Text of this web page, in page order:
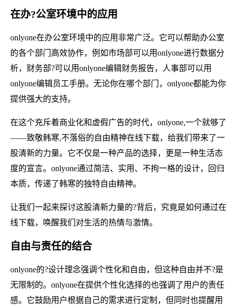
在办?公室环境中的应用
onlyone在办公室环境中的应用非常广泛。它可以帮助办公室
的各个部门高效协作，例如市场部可以用onlyone进行数据分
析，财务部?可以用onlyone编辑财务报告，人事部可以用
onlyone编辑员工手册。无论你在哪个部门，onlyone都能为你
提供强大的支持。
在这个充斥着商业化和虚假广告的时代，onlyone,一个就够了
——致敬韩寒,不落俗的自由精神在线下载，给我们带来了一
股清新的力量。它不仅是一种产品的选择，更是一种生活态
度的宣言。onlyone通过简洁、实用、不拘一格的设计，回归
本质，传递了韩寒的独特自由精神。
让我们一起来探讨这股清新力量的?背后，究竟是如何通过在
线下载，唤醒我们对生活的热情与激情。
自由与责任的结合
onlyone的?设计理念强调个性化和自由，但这种自由并不?是
无限制的。onlyone在提供个性化选择的也强调了用户的责任
感。它鼓励用户根据自己的需求进行定制，但同时也提醒用